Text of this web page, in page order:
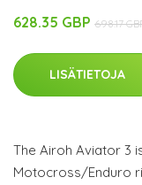
628.35 GBP 698.17
LISÄTIETOJA
The Airoh Aviator 3
Motocross/Enduro